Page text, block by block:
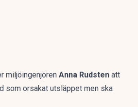
miljöingenjören Anna Rudsten att
som orsakat utsläppet men ska